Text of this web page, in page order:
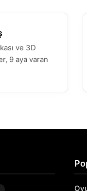
ve 3D
9 aya varan